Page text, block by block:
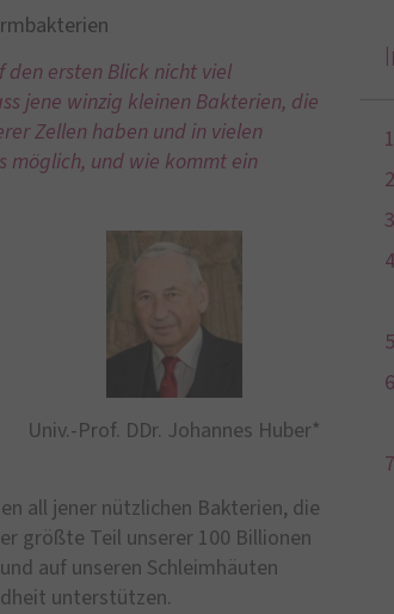
den ersten Blick nicht viel
jene winzig kleinen Bakterien, die
Zellen haben und in vielen
möglich, und wie kommt ein
Univ.-Prof. DDr. Johannes Huber*
all jener nützlichen Bakterien, die
größte Teil unserer 100 Billionen
auf unseren Schleimhäuten
unterstützen.